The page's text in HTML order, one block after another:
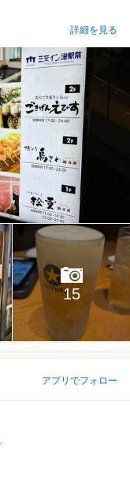
詳細を見る
15
アプリでフォロー